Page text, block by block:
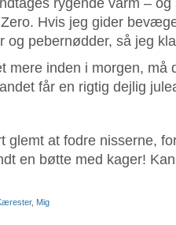
rygende varm –
Hvis jeg gider
og pebernødder, så jeg
mere inden i morgen, må
får en rigtig dejlig
glemt at fodre nisserne,
en bøtte med kager!
, Mig